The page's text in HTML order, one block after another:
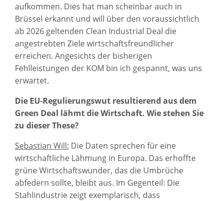
aufkommen. Dies hat man scheinbar auch in
Brüssel erkannt und will über den voraussichtlich
ab 2026 geltenden Clean Industrial Deal die
angestrebten Ziele wirtschaftsfreundlicher
erreichen. Angesichts der bisherigen
Fehlleistungen der KOM bin ich gespannt, was uns
erwartet.
Die EU-Regulierungswut resultierend aus dem
Green Deal lähmt die Wirtschaft. Wie stehen Sie
zu dieser These?
Sebastian Will: Die Daten sprechen für eine
wirtschaftliche Lähmung in Europa. Das erhoffte
grüne Wirtschaftswunder, das die Umbrüche
abfedern sollte, bleibt aus. Im Gegenteil: Die
Stahlindustrie zeigt exemplarisch, dass